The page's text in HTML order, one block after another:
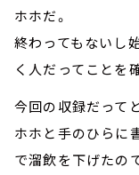
ホホだ。
終わってもないし
く人だってことを
今回の収録だって
ホホと手のひらに
で溜飲を下げたの